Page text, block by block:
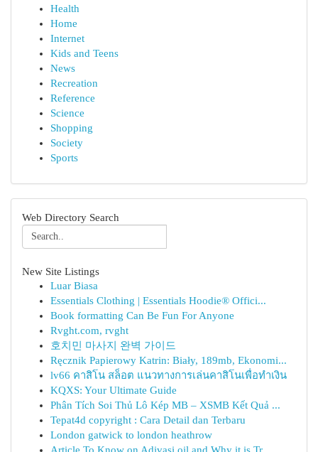
Health
Home
Internet
Kids and Teens
News
Recreation
Reference
Science
Shopping
Society
Sports
Web Directory Search
New Site Listings
Luar Biasa
Essentials Clothing | Essentials Hoodie® Offici...
Book formatting Can Be Fun For Anyone
Rvght.com, rvght
호치민 마사지 완벽 가이드
Ręcznik Papierowy Katrin: Biały, 189mb, Ekonomi...
lv66 คาสิโน สล็อต แนวทางการเล่นคาสิโนเพื่อทำเงิน
KQXS: Your Ultimate Guide
Phân Tích Soi Thủ Lô Kép MB – XSMB Kết Quả ...
Tepat4d copyright : Cara Detail dan Terbaru
London gatwick to london heathrow